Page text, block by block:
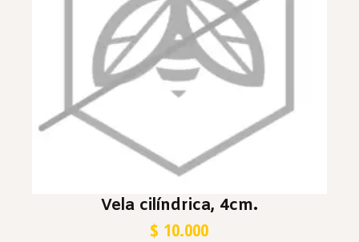
Vela cilíndrica, 4cm.
$ 10.000